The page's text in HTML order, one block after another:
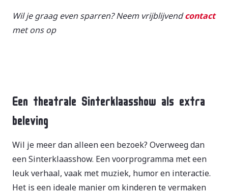
Wil je graag even sparren? Neem vrijblijvendcontact
met ons op
Een theatrale Sinterklaasshow als extra
beleving
Wil je meer dan alleen een bezoek? Overweeg dan
een Sinterklaasshow. Een voorprogramma met een
leuk verhaal, vaak met muziek, humor en interactie.
Het is een ideale manier om kinderen te vermaken